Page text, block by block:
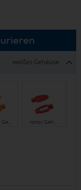
weißes Gehäuse
rotes Geh…